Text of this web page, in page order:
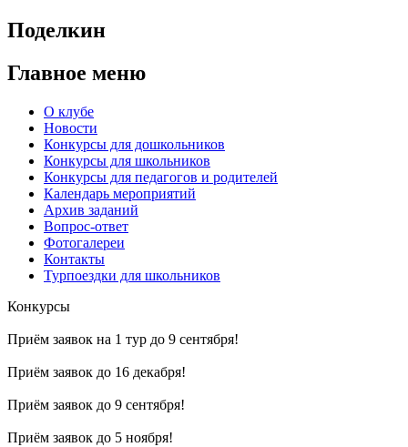
Поделкин
Главное меню
О клубе
Новости
Конкурсы для дошкольников
Конкурсы для школьников
Конкурсы для педагогов и родителей
Календарь мероприятий
Архив заданий
Вопрос-ответ
Фотогалереи
Контакты
Турпоездки для школьников
Конкурсы
Приём заявок на 1 тур до 9 сентября!
Приём заявок до 16 декабря!
Приём заявок до 9 сентября!
Приём заявок до 5 ноября!